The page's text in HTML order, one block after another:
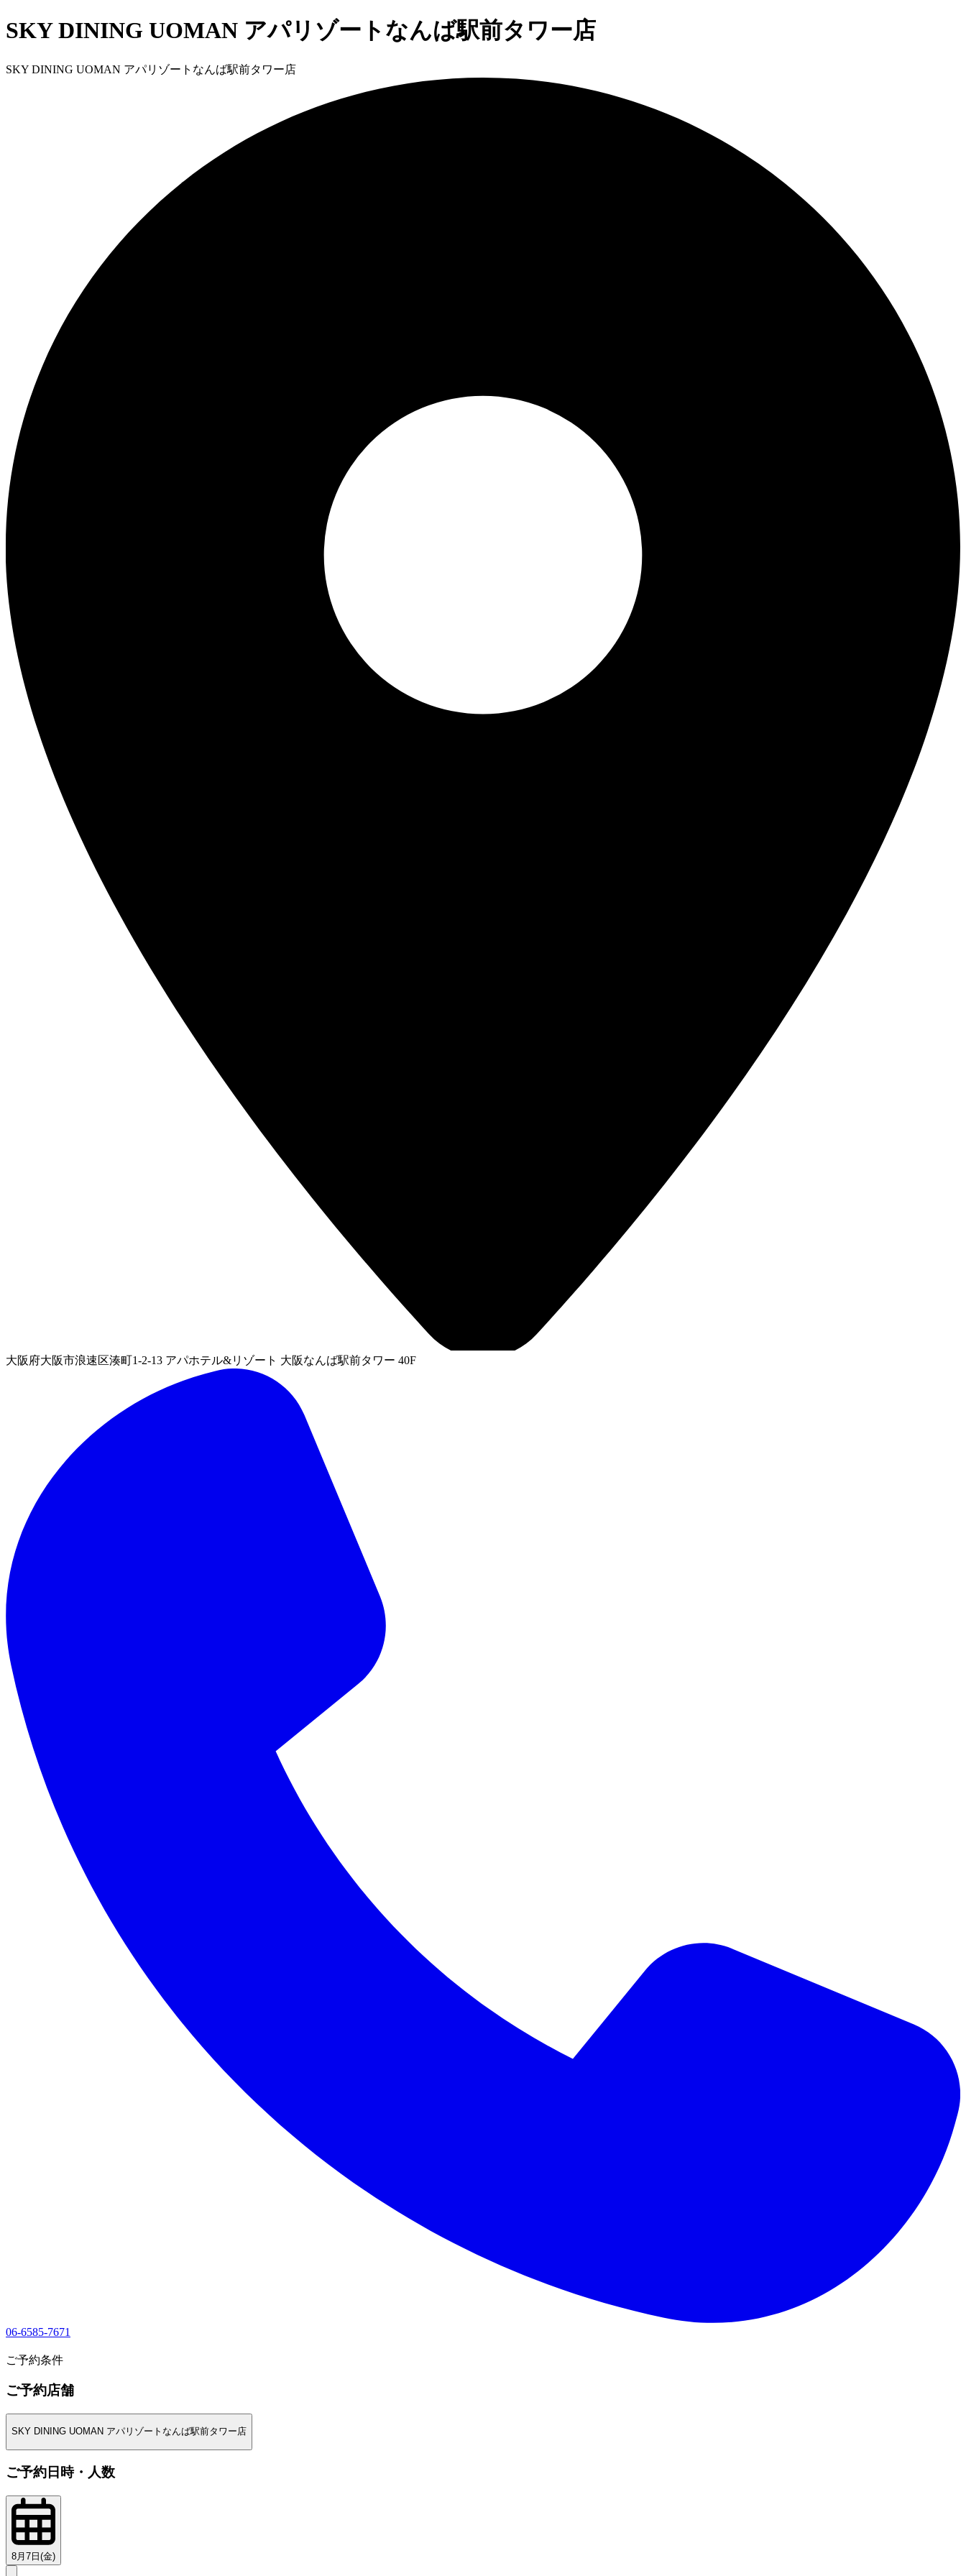
SKY DINING UOMAN アパリゾートなんば駅前タワー店
SKY DINING UOMAN アパリゾートなんば駅前タワー店
大阪府大阪市浪速区湊町1-2-13 アパホテル&リゾート 大阪なんば駅前タワー 40F
06-6585-7671
ご予約条件
ご予約店舗
SKY DINING UOMAN アパリゾートなんば駅前タワー店
ご予約日時・人数
8月7日(金)